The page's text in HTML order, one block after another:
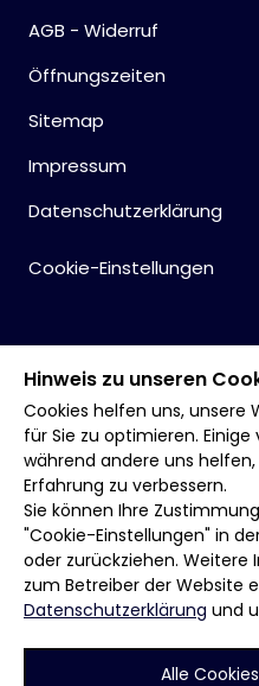
AGB - Widerruf
Öffnungszeiten
Sitemap
Impressum
Datenschutzerklärung
Cookie-Einstellungen
Hinweis zu unseren
Cookies helfen uns, unsere
für Sie zu optimieren.
während andere uns
Erfahrung zu verbessern.
Sie können Ihre
"Cookie-Einstellungen" in
oder zurückziehen. Weitere
zum Betreiber der Website
Datenschutzerklärung und
Alle